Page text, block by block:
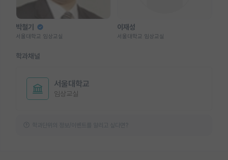
박철기
서울대학교 임상교실
이재성
서울대학교 임상교실
학과채널
서울대학교
임상교실
학과단위의 정보/이벤트를 알리고 싶다면?